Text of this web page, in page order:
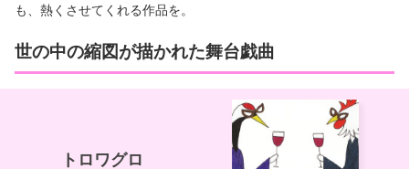
も、熱くさせてくれる作品を。
世の中の縮図が描かれた舞台戯曲